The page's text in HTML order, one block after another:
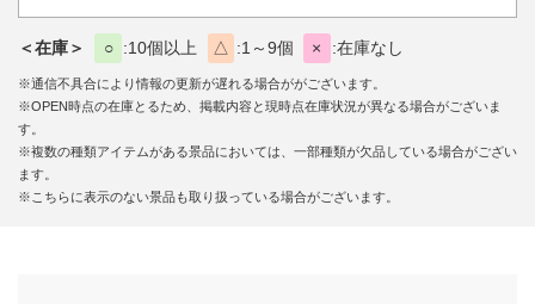
＜在庫＞ ○ 10個以上 △ 1～9個 × 在庫なし
※通信不具合により情報の更新が遅れる場合ががございます。
※OPEN時点の在庫とるため、掲載内容と現時点在庫状況が異なる場合がございま
す。
※複数の種類アイテムがある景品においては、一部種類が欠品している場合がござい
ます。
※こちらに表示のない景品も取り扱っている場合がございます。